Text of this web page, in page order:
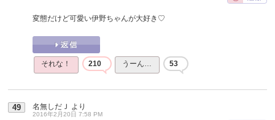
変態だけど可愛い伊野ちゃんが大好き♡
それな！ 210 うーん… 53
49 名無しだＪ より
2016年2月20日 7:58 PM